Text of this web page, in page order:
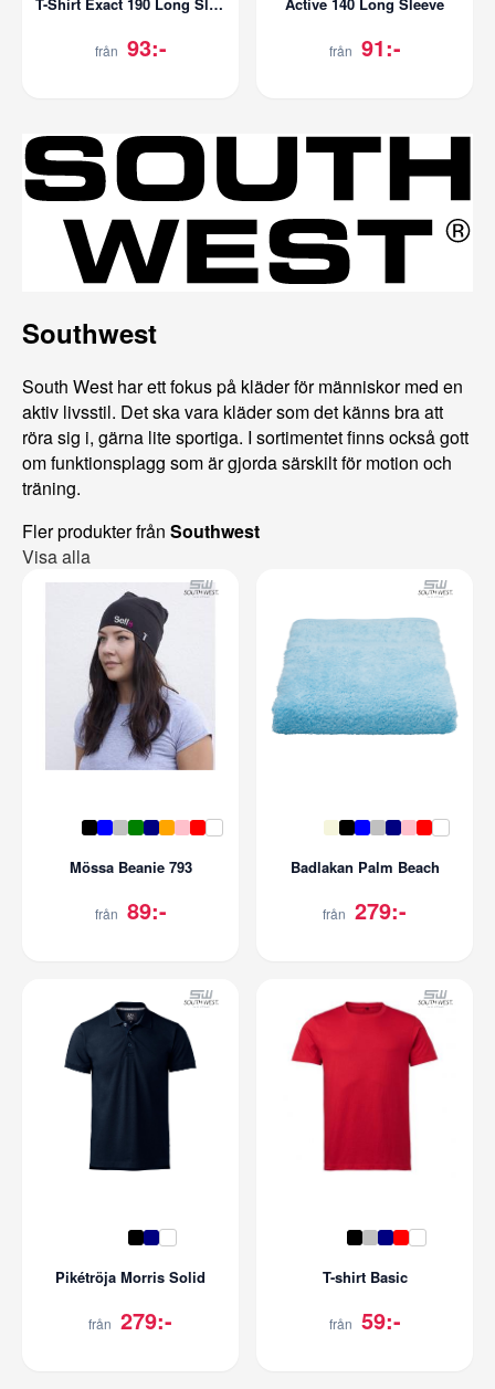
från 93:- från 91:-
Southwest
South West har ett fokus på kläder för människor med en
aktiv livsstil. Det ska vara kläder som det känns bra att
röra sig i, gärna lite sportiga. I sortimentet finns också gott
om funktionsplagg som är gjorda särskilt för motion och
träning.
Fler produkter från Southwest
Visa alla
Mössa Beanie 793
från 89:-
Badlakan Palm Beach
från 279:-
Pikétröja Morris Solid
från 279:-
T-shirt Basic
från 59:-